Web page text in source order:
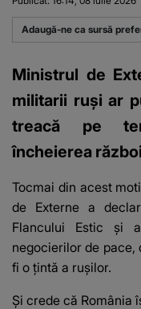
Adaugă-ne ca sursă
Ministrul de
militarii ruși ar
treacă pe
încheierea
Tocmai din acest
de Externe a
Flancului Estic și
negocierilor de pace,
fi o țintă a rușilor.
Și crede că România